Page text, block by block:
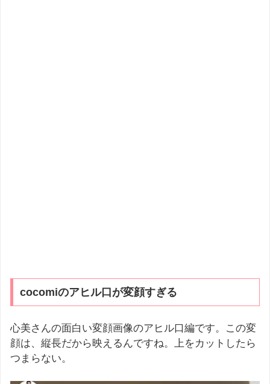
cocomiのアヒル口が変顔すぎる
心美さんの面白い変顔画像のアヒル口編です。この変
顔は、縦長だから映えるんですね。上をカットしたら
つまらない。